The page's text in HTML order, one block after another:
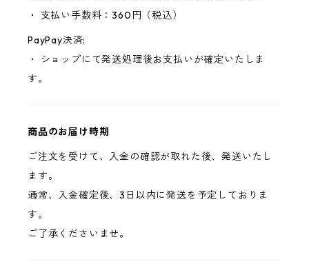
・ 支払い手数料：360円（税込）
PayPay決済:
・ ショップにて発送処理後お支払いが確定いたしま
す。
商品のお届け時期
ご注文を受けて、入金の確認が取れた後、発送いたし
ます。
通常、入金確定後、3日以内に発送を予定しておりま
す。
ご了承くださいませ。